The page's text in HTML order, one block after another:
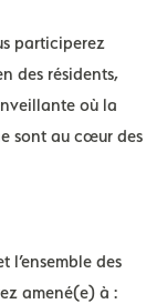
participerez
des résidents,
où la
sont au cœur des
l’ensemble des
amené(e) à :